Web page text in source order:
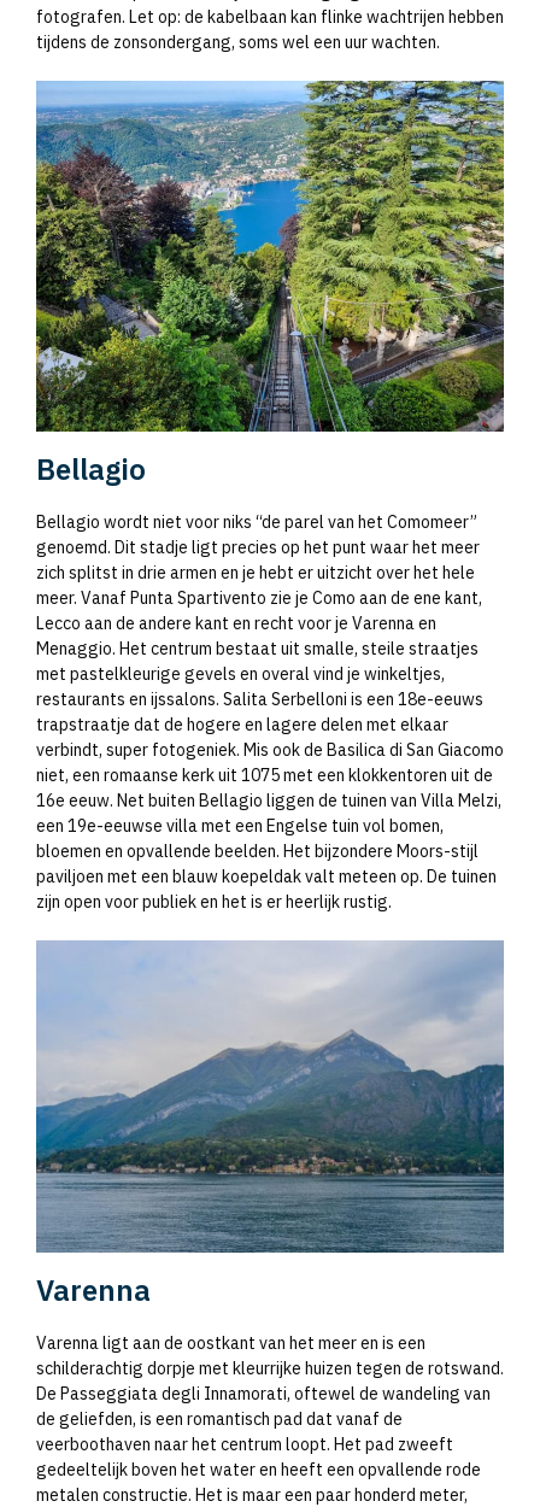
fotografen. Let op: de kabelbaan kan flinke wachtrijen hebben
tijdens de zonsondergang, soms wel een uur wachten.
Bellagio
Bellagio wordt niet voor niks “de parel van het Comomeer”
genoemd. Dit stadje ligt precies op het punt waar het meer
zich splitst in drie armen en je hebt er uitzicht over het hele
meer. Vanaf Punta Spartivento zie je Como aan de ene kant,
Lecco aan de andere kant en recht voor je Varenna en
Menaggio. Het centrum bestaat uit smalle, steile straatjes
met pastelkleurige gevels en overal vind je winkeltjes,
restaurants en ijssalons. Salita Serbelloni is een 18e-eeuws
trapstraatje dat de hogere en lagere delen met elkaar
verbindt, super fotogeniek. Mis ook de Basilica di San Giacomo
niet, een romaanse kerk uit 1075 met een klokkentoren uit de
16e eeuw. Net buiten Bellagio liggen de tuinen van Villa Melzi,
een 19e-eeuwse villa met een Engelse tuin vol bomen,
bloemen en opvallende beelden. Het bijzondere Moors-stijl
paviljoen met een blauw koepeldak valt meteen op. De tuinen
zijn open voor publiek en het is er heerlijk rustig.
Varenna
Varenna ligt aan de oostkant van het meer en is een
schilderachtig dorpje met kleurrijke huizen tegen de rotswand.
De Passeggiata degli Innamorati, oftewel de wandeling van
de geliefden, is een romantisch pad dat vanaf de
veerboothaven naar het centrum loopt. Het pad zweeft
gedeeltelijk boven het water en heeft een opvallende rode
metalen constructie. Het is maar een paar honderd meter,